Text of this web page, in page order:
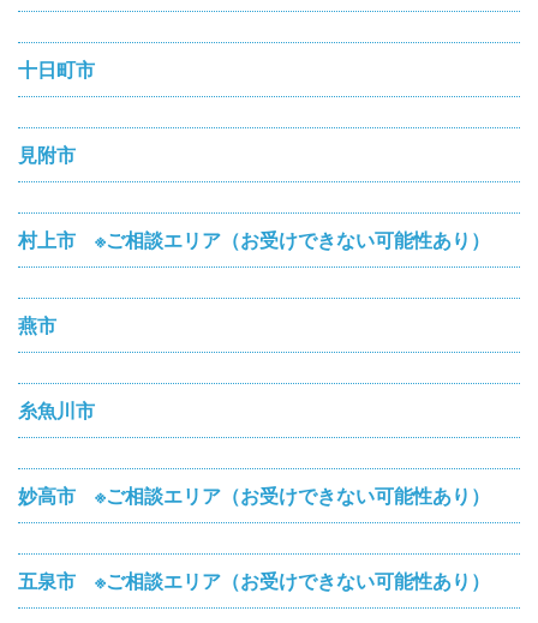
十日町市
見附市
村上市 ※ご相談エリア（お受けできない可能性あり）
燕市
糸魚川市
妙高市 ※ご相談エリア（お受けできない可能性あり）
五泉市 ※ご相談エリア（お受けできない可能性あり）